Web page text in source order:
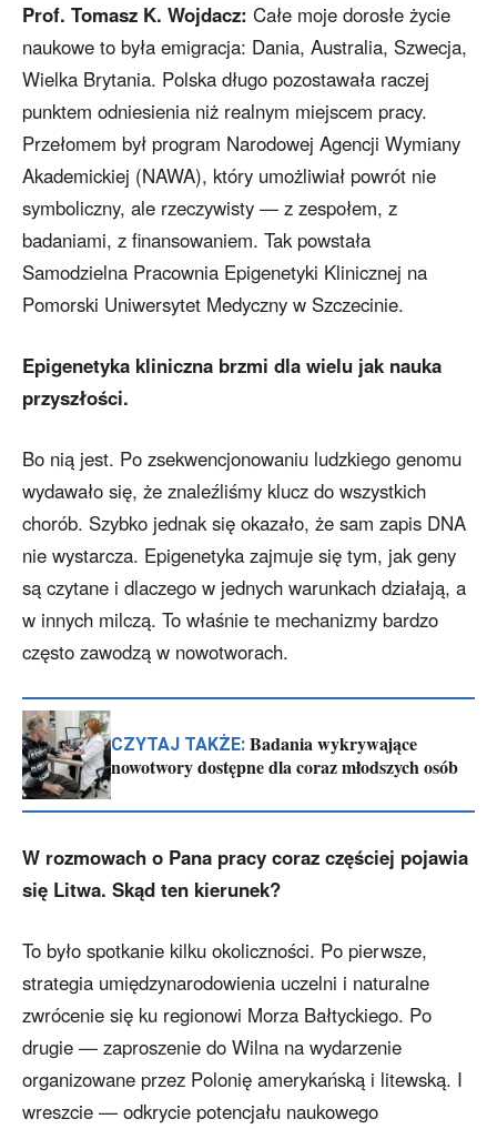
Prof. Tomasz K. Wojdacz: Całe moje dorosłe życie
naukowe to była emigracja: Dania, Australia, Szwecja,
Wielka Brytania. Polska długo pozostawała raczej
punktem odniesienia niż realnym miejscem pracy.
Przełomem był program Narodowej Agencji Wymiany
Akademickiej (NAWA), który umożliwiał powrót nie
symboliczny, ale rzeczywisty — z zespołem, z
badaniami, z finansowaniem. Tak powstała
Samodzielna Pracownia Epigenetyki Klinicznej na
Pomorski Uniwersytet Medyczny w Szczecinie.
Epigenetyka kliniczna brzmi dla wielu jak nauka
przyszłości.
Bo nią jest. Po zsekwencjonowaniu ludzkiego genomu
wydawało się, że znaleźliśmy klucz do wszystkich
chorób. Szybko jednak się okazało, że sam zapis DNA
nie wystarcza. Epigenetyka zajmuje się tym, jak geny
są czytane i dlaczego w jednych warunkach działają, a
w innych milczą. To właśnie te mechanizmy bardzo
często zawodzą w nowotworach.
CZYTAJ TAKŻE: Badania wykrywające
nowotwory dostępne dla coraz młodszych osób
W rozmowach o Pana pracy coraz częściej pojawia
się Litwa. Skąd ten kierunek?
To było spotkanie kilku okoliczności. Po pierwsze,
strategia umiędzynarodowienia uczelni i naturalne
zwrócenie się ku regionowi Morza Bałtyckiego. Po
drugie — zaproszenie do Wilna na wydarzenie
organizowane przez Polonię amerykańską i litewską. I
wreszcie — odkrycie potencjału naukowego